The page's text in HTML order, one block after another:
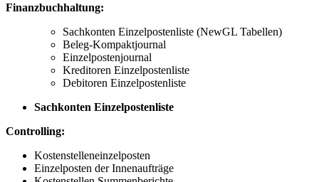
Finanzbuchhaltung:
Sachkonten Einzelpostenliste (NewGL Tabellen)
Beleg-Kompaktjournal
Einzelpostenjournal
Kreditoren Einzelpostenliste
Debitoren Einzelpostenliste
Sachkonten Einzelpostenliste
Controlling:
Kostenstelleneinzelposten
Einzelposten der Innenaufträge